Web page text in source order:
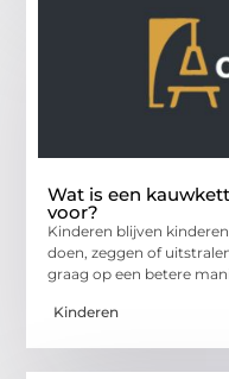
Wat is een
voor?
Kinderen blijven
doen, zeggen of
graag op een betere
Kinderen